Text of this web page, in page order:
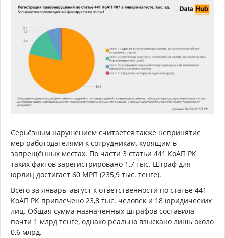
Серьёзным нарушением считается также непринятие
мер работодателями к сотрудникам, курящим в
запрещённых местах. По части 3 статьи 441 КоАП РК
таких фактов зарегистрировано 1,7 тыс. Штраф для
юрлиц достигает 60 МРП (235,9 тыс. тенге).
Всего за январь–август к ответственности по статье 441
КоАП РК привлечено 23,8 тыс. человек и 18 юридических
лиц. Общая сумма назначенных штрафов составила
почти 1 млрд тенге, однако реально взыскано лишь около
0,6 млрд.